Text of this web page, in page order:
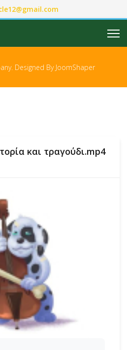
Designed By JoomShaper
και τραγούδι.mp4